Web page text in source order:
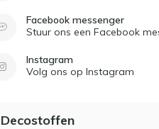
Facebook messenger
Stuur ons een Facebook
Instagram
Volg ons op Instagram
Decostoffen